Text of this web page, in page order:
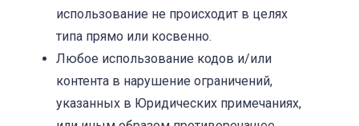
использование не происходит в целях
типа прямо или косвенно.
Любое использование кодов и/или
контента в нарушение ограничений,
указанных в Юридических примечаниях,